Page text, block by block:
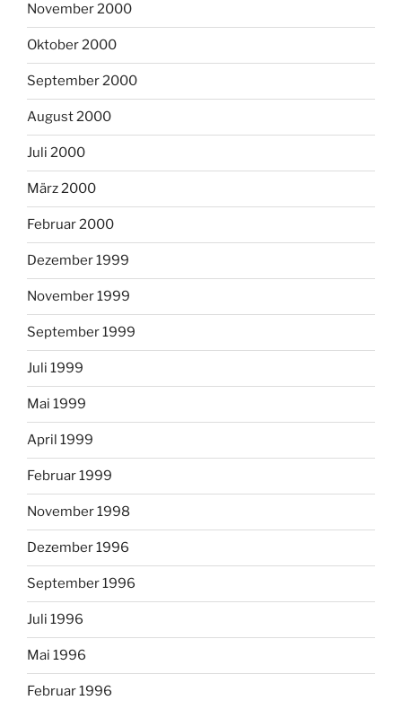
November 2000
Oktober 2000
September 2000
August 2000
Juli 2000
März 2000
Februar 2000
Dezember 1999
November 1999
September 1999
Juli 1999
Mai 1999
April 1999
Februar 1999
November 1998
Dezember 1996
September 1996
Juli 1996
Mai 1996
Februar 1996